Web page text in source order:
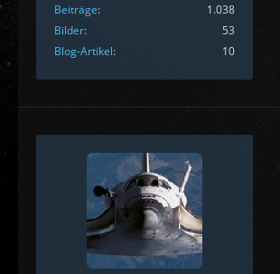
Beiträge
1.038
Bilder
53
Blog-Artikel
10